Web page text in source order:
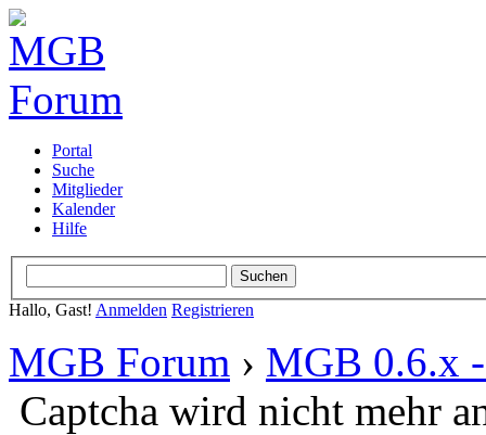
Portal
Suche
Mitglieder
Kalender
Hilfe
Hallo, Gast! Anmelden Registrieren
MGB Forum › MGB 0.6.x
Captcha wird nicht mehr